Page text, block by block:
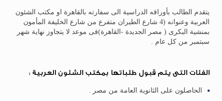
يتقدم الطالب بأوراقه الدراسية الى سفارته بالقاهرة او مكتب الشئون
العربية وعنوانه (4 شارع الطيران متفرع من شارع الخليفة المأمون
بمنشية البكرى ( مصر الجديدة -القاهرة)فى موعد لا يتجاوز نهاية شهر
سبتمبر من كل عام .
الفئات التى يتم قبول طلباتها بمكتب الشئون العربية :
الحاصلون على الثانوية العامة من مصر .